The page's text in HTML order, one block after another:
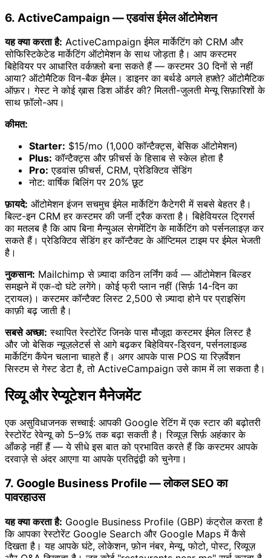
6. ActiveCampaign — एडवांस ईमेल ऑटोमेशन
यह क्या करता है: ActiveCampaign ईमेल मार्केटिंग को CRM और
सोफिस्टिकेटेड मार्केटिंग ऑटोमेशन के साथ जोड़ता है। आप कस्टमर
बिहेवियर पर आधारित वर्कफ़्लो बना सकते हैं — कस्टमर 30 दिनों से नहीं
आया? ऑटोमैटिक विन-बैक ईमेल। डाइनर का बर्थडे अगले हफ़्ते? ऑटोमैटिक
ऑफ़र। गेस्ट ने कोई ख़ास डिश ऑर्डर की? मिलती-जुलती मेन्यू सिफ़ारिशों के
साथ फ़ॉलो-अप।
कीमत:
Starter: $15/mo (1,000 कॉन्टैक्ट्स, बेसिक ऑटोमेशन)
Plus: कॉन्टैक्ट्स और फ़ीचर्स के हिसाब से स्केल होता है
Pro: एडवांस फ़ीचर्स, CRM, प्रेडिक्टिव सेंडिंग
नोट: वार्षिक बिलिंग पर 20% छूट
फ़ायदे: ऑटोमेशन इंजन सचमुच ईमेल मार्केटिंग कैटेगरी में सबसे बेहतर है।
बिल्ट-इन CRM हर कस्टमर की जर्नी ट्रैक करता है। बिहेवियरल ट्रिगर्स
का मतलब है कि आप बिना मैन्युअल सेगमेंटिंग के मार्केटिंग को पर्सनलाइज़ कर
सकते हैं। प्रेडिक्टिव सेंडिंग हर कॉन्टैक्ट के ऑप्टिमल टाइम पर ईमेल भेजती
है।
नुकसान: Mailchimp से ज़्यादा कठिन लर्निंग कर्व — ऑटोमेशन बिल्डर
समझने में एक-दो घंटे लगेंगे। कोई फ्री प्लान नहीं (सिर्फ़ 14-दिन का
ट्रायल)। कस्टमर कॉन्टैक्ट लिस्ट 2,500 से ज़्यादा होने पर प्राइसिंग
काफ़ी बढ़ जाती है।
सबसे अच्छा: स्थापित रेस्टोरेंट जिनके पास मौजूदा कस्टमर ईमेल लिस्ट है
और जो बेसिक न्यूज़लेटर्स से आगे बढ़कर बिहेवियर-ड्रिवन, पर्सनलाइज़्ड
मार्केटिंग कैंपेन चलाना चाहते हैं। अगर आपके पास POS या रिज़र्वेशन
सिस्टम से गेस्ट डेटा है, तो ActiveCampaign उसे काम में ला सकता है।
रिव्यू और रेप्यूटेशन मैनेजमेंट
एक असुविधाजनक सच्चाई: आपकी Google रेटिंग में एक स्टार की बढ़ोतरी
रेस्टोरेंट रेवेन्यू को 5–9% तक बढ़ा सकती है। रिव्यूज़ सिर्फ़ अहंकार के
आँकड़े नहीं हैं — ये सीधे इस बात को प्रभावित करते हैं कि कस्टमर आपके
दरवाज़े से अंदर आएगा या आपके प्रतिद्वंद्वी को चुनेगा।
7. Google Business Profile — लोकल SEO का
पावरहाउस
यह क्या करता है: Google Business Profile (GBP) कंट्रोल करता है
कि आपका रेस्टोरेंट Google Search और Google Maps में कैसे
दिखता है। यह आपके घंटे, लोकेशन, फ़ोन नंबर, मेन्यू, फोटो, पोस्ट, रिव्यूज़